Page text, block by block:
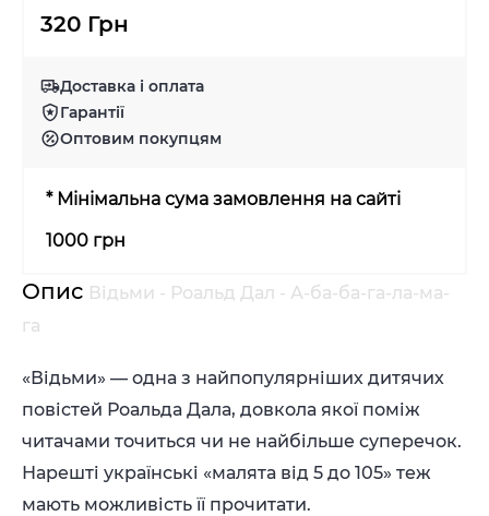
320 Грн
Доставка і оплата
Гарантії
Оптовим покупцям
* Мінімальна сума замовлення на сайті
1000 грн
Опис Відьми - Роальд Дал - А-ба-ба-га-ла-ма-
га
«Відьми» — одна з найпопулярніших дитячих
повістей Роальда Дала, довкола якої поміж
читачами точиться чи не найбільше суперечок.
Нарешті українські «малята від 5 до 105» теж
мають можливість її прочитати.